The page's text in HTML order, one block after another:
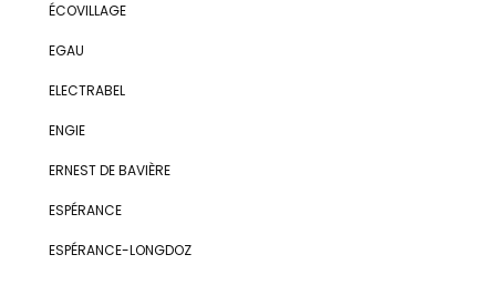
ÉCOVILLAGE
EGAU
ELECTRABEL
ENGIE
ERNEST DE BAVIÈRE
ESPÉRANCE
ESPÉRANCE-LONGDOZ